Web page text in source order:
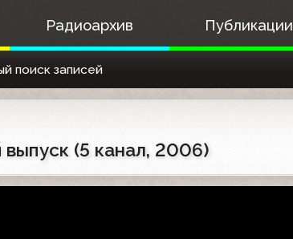
Радиоархив Публикации
поиск записей
(5 канал, 2006)